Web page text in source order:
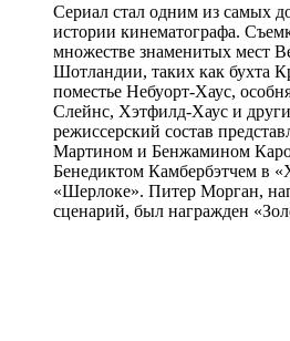
Сериал стал одним из самых
истории кинематографа.
множестве знаменитых мест
Шотландии, таких как бухта
поместье Небуорт-Хаус,
Слейнс, Хэтфилд-Хаус и
режиссерский состав
Мартином и Бенжамином
Бенедиктом Камбербэтчем в
«Шерлоке». Питер Морган,
сценарий, был награжден